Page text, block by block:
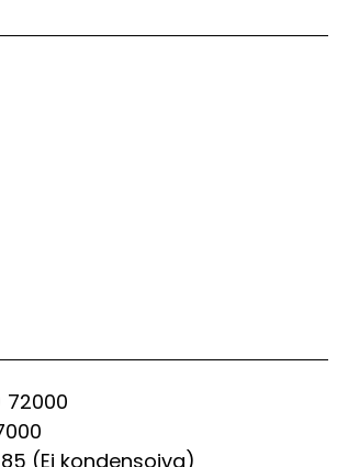
72000
85 (Ei kondensoiva)